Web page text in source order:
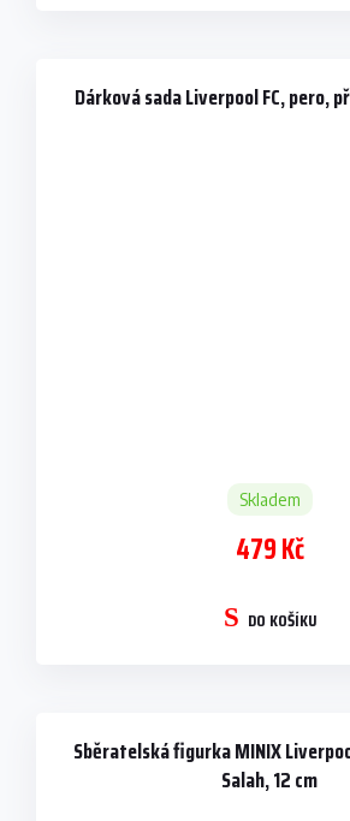
Dárková sada Liverpool FC, pero,
Skladem
479 Kč
DO KOŠÍKU
Sběratelská figurka MINIX
Salah, 12 cm